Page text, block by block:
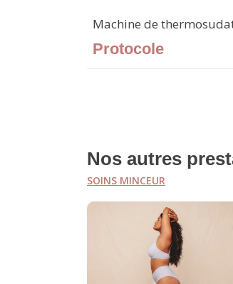
Machine de
Protocole
L'esthéticienne
Nos autres
SOINS MINCEUR